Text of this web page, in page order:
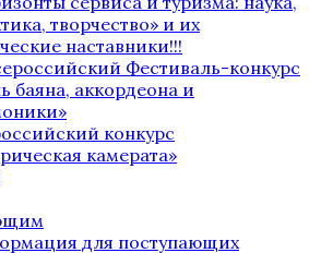
творчество» и их
наставники!!!
Фестиваль-конкурс
баяна, аккордеона и
конкурс
камерата»
для поступающих